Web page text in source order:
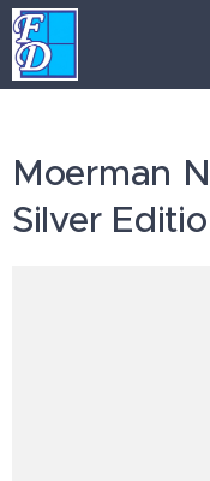
Moerman
Silver